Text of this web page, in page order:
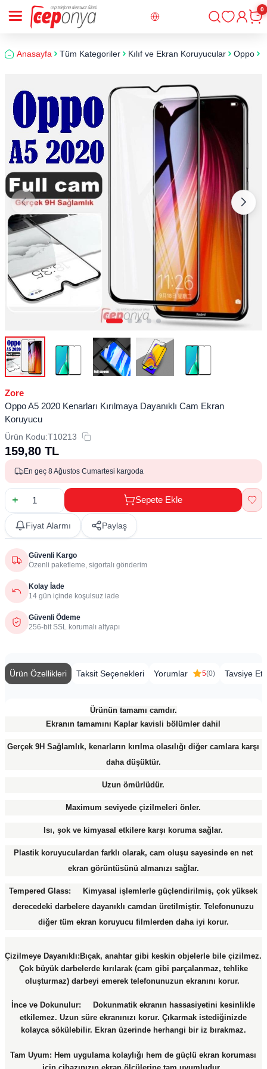
Giriş
0
Anasayfa Tüm Kategoriler Kılıf ve Ekran Koruyucular Oppo
Zore
Oppo A5 2020 Kenarları Kırılmaya Dayanıklı Cam Ekran
Koruyucu
Ürün Kodu:T10213
159,80 TL
En geç 8 Ağustos Cumartesi kargoda
Sepete Ekle
Fiyat Alarmı Paylaş
Güvenli Kargo
Özenli paketleme, sigortalı gönderim
Kolay İade
14 gün içinde koşulsuz iade
Güvenli Ödeme
256-bit SSL korumalı altyapı
Ürün Özellikleri Taksit Seçenekleri Yorumlar 5(0) Tavsiye Et
Ürünün tamamı camdır.
Ekranın tamamını Kaplar kavisli bölümler dahil
Gerçek 9H Sağlamlık, kenarların kırılma olasılığı diğer camlara karşı
daha düşüktür.
Uzun ömürlüdür.
Maximum seviyede çizilmeleri önler.
Isı, şok ve kimyasal etkilere karşı koruma sağlar.
Plastik koruyuculardan farklı olarak, cam oluşu sayesinde en net
ekran görüntüsünü almanızı sağlar.
Tempered Glass: Kimyasal işlemlerle güçlendirilmiş, çok yüksek
derecedeki darbelere dayanıklı camdan üretilmiştir. Telefonunuzu
diğer tüm ekran koruyucu filmlerden daha iyi korur.
Çizilmeye Dayanıklı:Bıçak, anahtar gibi keskin objelerle bile çizilmez.
Çok büyük darbelerde kırılarak (cam gibi parçalanmaz, tehlike
oluşturmaz) darbeyi emerek telefonunuzun ekranını korur.
İnce ve Dokunulur: Dokunmatik ekranın hassasiyetini kesinlikle
etkilemez. Uzun süre ekranınızı korur. Çıkarmak istediğinizde
kolayca sökülebilir. Ekran üzerinde herhangi bir iz bırakmaz.
Tam Uyum: Hem uygulama kolaylığı hem de güçlü ekran koruması